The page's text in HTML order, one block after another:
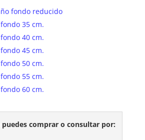
fondo reducido
35 cm.
40 cm.
45 cm.
50 cm.
55 cm.
60 cm.
puedes comprar o consultar por: